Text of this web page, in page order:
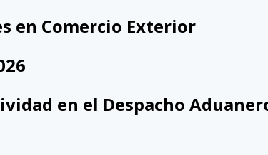
en Comercio Exterior
en el Despacho